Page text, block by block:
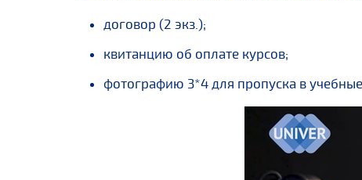
договор (2 экз.);
квитанцию об оплате курсов;
фотографию 3*4 для пропуска в